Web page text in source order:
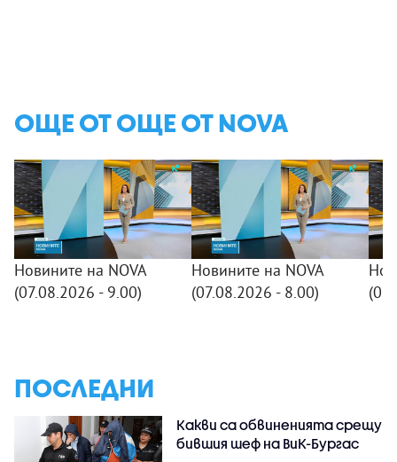
ОЩЕ ОТ ОЩЕ ОТ NOVA
Новините на NOVA
(07.08.2026 - 9.00)
Новините на NOVA
(07.08.2026 - 8.00)
ПОСЛЕДНИ
Какви са обвиненията срещу
бившия шеф на ВиК-Бургас